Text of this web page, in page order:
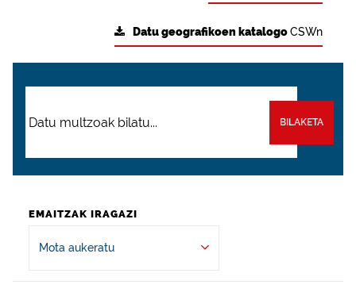
Datu geografikoen katalogoCSWn
BILAKETA
EMAITZAK IRAGAZI
Mota aukeratu